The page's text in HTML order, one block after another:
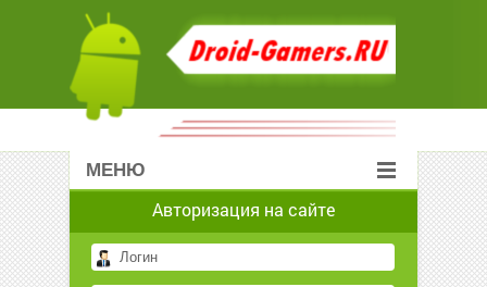
МЕНЮ
Авторизация на сайте